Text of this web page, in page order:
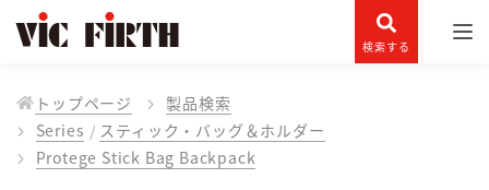
検索する
トップページ
製品検索
Series
スティック・バッグ＆ホルダー
Protege Stick Bag Backpack